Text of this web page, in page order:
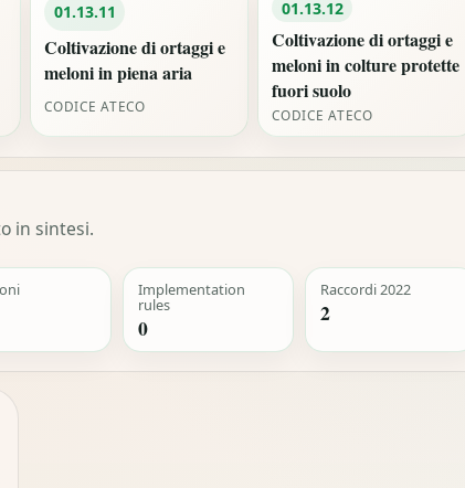
01.13.11
Coltivazione di ortaggi e
meloni in piena aria
CODICE ATECO
01.13.12
Coltivazione di ortaggi e
meloni in colture protette
fuori suolo
CODICE ATECO
in sintesi.
Implementation
rules
0
Raccordi 2022
2